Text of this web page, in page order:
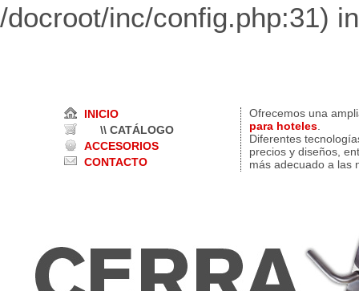
/docroot/inc/config.php:31)
INICIO
\\ CATÁLOGO
ACCESORIOS
CONTACTO
Ofrecemos una
para hoteles
Diferentes
precios y diseños,
más adecuado a las